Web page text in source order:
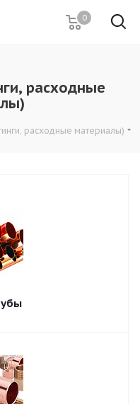
0
расходные
расходные материалы)